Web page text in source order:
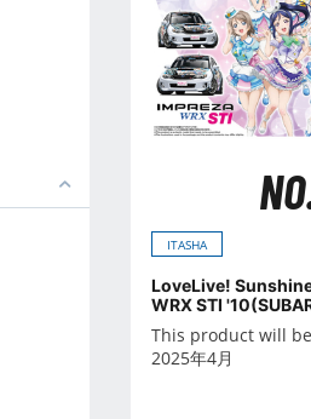
ITASHA
LoveLive!
WRX STI
This product will
2025年4月